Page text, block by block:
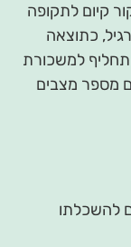
קיום לתקופה
כתוצאה
למשכורת
קיימים מספר מצבים
להשכלתו